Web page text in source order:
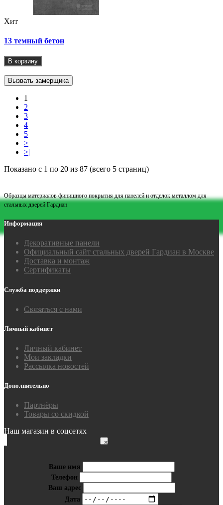
Хит
13 темный бетон
В корзину
Вызвать замерщика
1
2
3
4
5
>
>|
Показано с 1 по 20 из 87 (всего 5 страниц)
Образцы материалов финишного покрытия для панелей и отделок металлом для
стальных дверей Гардиан
Информация
Декоративные панели
Официальный сайт стальных дверей Гардиан в Москве
Доставка и монтаж
Сертификаты
Служба поддержки
Связаться с нами
Личный кабинет
Личный кабинет
Мои закладки
Рассылка новостей
Дополнительно
Партнёры
Товары со скидкой
Наш магазин в соцсетях
×
Ваше имя
Телефон
Ваш адрес
Дата